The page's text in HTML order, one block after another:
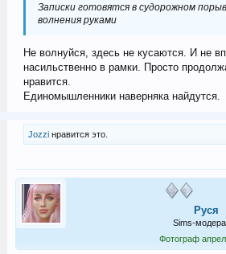
Записки готовятся в судорожном
волнения руками
Не волнуйся, здесь не кусаются. И не
насильственно в рамки. Просто
нравится.
Единомышленники наверняка найдутся.
Jozziнравится это.
Руся
Sims-
Фотограф